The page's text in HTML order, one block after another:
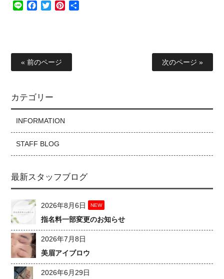
Line Facebook
TwitterPinterest
« 前のページ 次のページ »
カテゴリー
INFORMATION
STAFF BLOG
最新スタッフブログ
2026年8月6日 NEW
指名料一部変更のお知らせ
2026年7月8日
美眉アイブロウ
2026年6月29日